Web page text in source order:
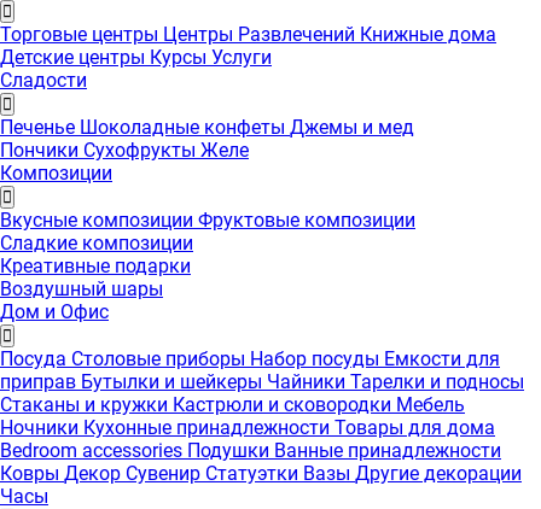
Торговые центры Центры Развлечений Книжные дома
Детские центры Курсы Услуги
Сладости
Печенье Шоколадные конфеты Джемы и мед
Пончики Сухофрукты Желе
Композиции
Вкусные композиции Фруктовые композиции
Сладкие композиции
Креативные подарки
Воздушный шары
Дом и Офис
Посуда Столовые приборы Набор посуды Емкости для
приправ Бутылки и шейкеры Чайники Тарелки и подносы
Стаканы и кружки Кастрюли и сковородки Мебель
Ночники Кухонные принадлежности Товары для дома
Bedroom accessories Подушки Ванные принадлежности
Ковры Декор Сувенир Статуэтки Вазы Другие декорации
Часы